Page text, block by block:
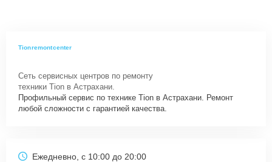
Tionremontcenter
Сеть сервисных центров по ремонту
техники Tion в Астрахани.
Профильный сервис по технике Tion в Астрахани. Ремонт
любой сложности с гарантией качества.
Ежедневно, с 10:00 до 20:00